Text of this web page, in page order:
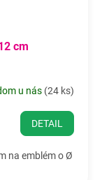
cm
u nás (24 ks)
DETAIL
na emblém o Ø